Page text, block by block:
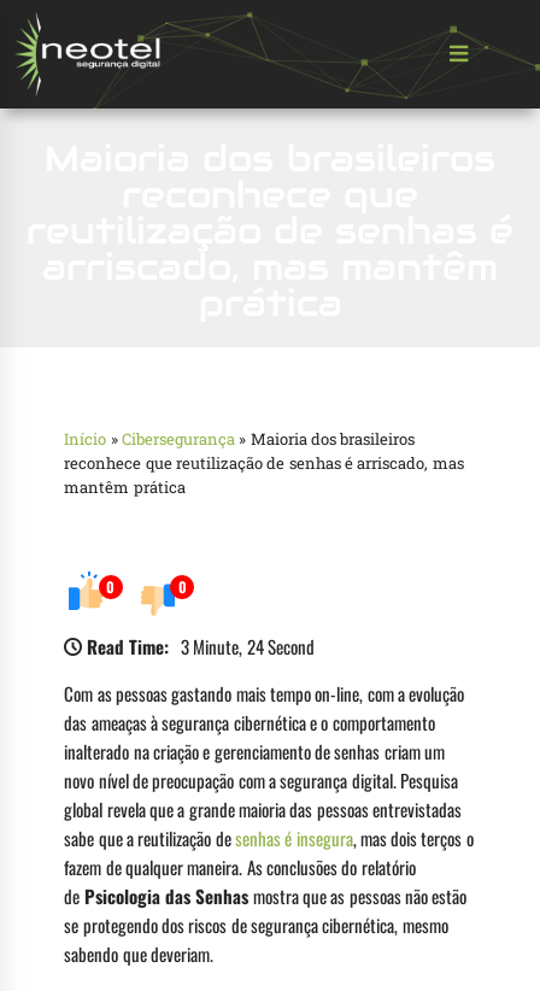
Início »Cibersegurança » Maioria dos brasileiros
reconhece que reutilização de senhas é arriscado, mas
mantêm prática
0 0
Read Time: 3 Minute, 24 Second
Com as pessoas gastando mais tempo on-line, com a evolução
das ameaças à segurança cibernética e o comportamento
inalterado na criação e gerenciamento de senhas criam um
novo nível de preocupação com a segurança digital. Pesquisa
global revela que a grande maioria das pessoas entrevistadas
sabe que a reutilização desenhas é insegura, mas dois terços o
fazem de qualquer maneira. As conclusões do relatório
de Psicologia das Senhasmostra que as pessoas não estão
se protegendo dos riscos de segurança cibernética, mesmo
sabendo que deveriam.